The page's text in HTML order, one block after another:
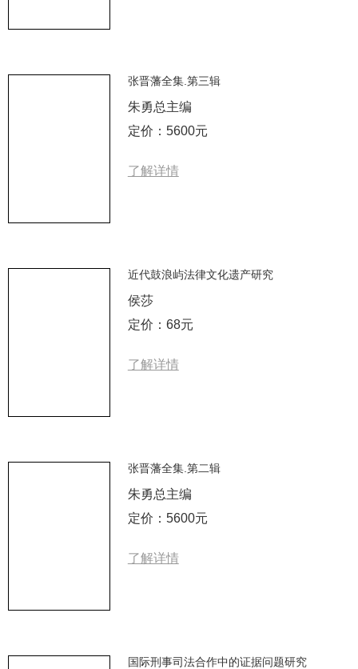
张晋藩全集.第三辑
朱勇总主编
定价：5600元
了解详情
近代鼓浪屿法律文化遗产研究
侯莎
定价：68元
了解详情
张晋藩全集.第二辑
朱勇总主编
定价：5600元
了解详情
国际刑事司法合作中的证据问题研究